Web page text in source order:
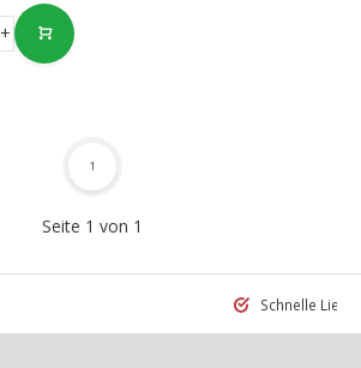
+
Seite 1 von 1
1
Schnelle